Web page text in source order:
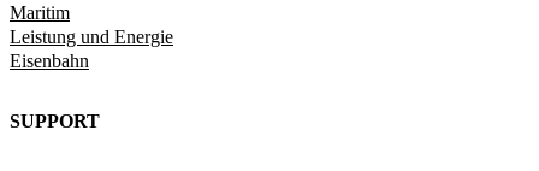
Maritim
Leistung und Energie
Eisenbahn
SUPPORT